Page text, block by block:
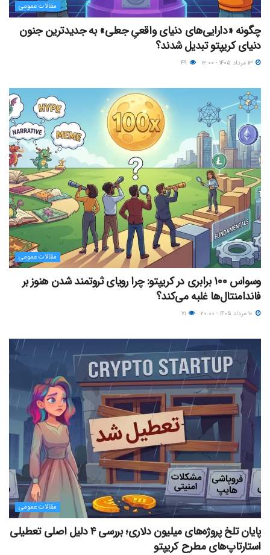
مقالات عمومی
چگونه «دارایی‌های دنیای واقعیِ جعلی» به جدیدترین جنون
دنیای کریپتو تبدیل شدند؟
مقالات عمومی
وسواس ۱۰۰ برابری در کریپتو: چرا رویای ثروتمند شدن هنوز بر
فاندامنتال‌ها غلبه می‌کند؟
مقالات عمومی
پایان تلخ پروژه‌های میلیون دلاری؛ بررسی ۴ دلیل اصلی تعطیلی
استارتاپ‌های مطرح کریپتو